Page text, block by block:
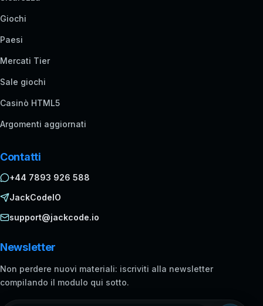
Giochi
Paesi
Mercati Tier
Sale giochi
Casinò HTML5
Argomenti aggiornati
Contatti
+44 7893 926 588
JackCodeIO
support@jackcode.io
Newsletter
Non perdere nuovi materiali: iscriviti alla newsletter
compilando il modulo qui sotto.